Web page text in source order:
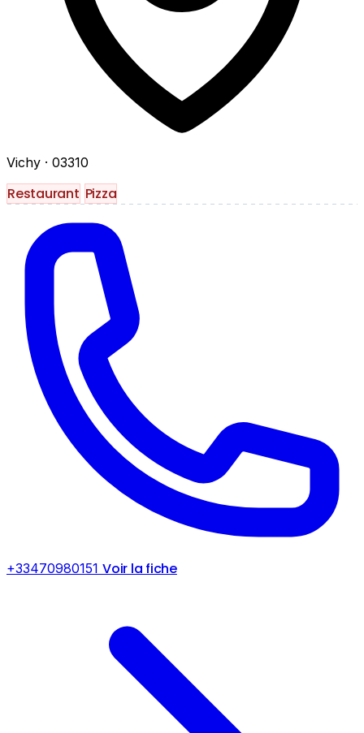
Vichy · 03310
Restaurant Pizza
+33470980151 Voir la fiche